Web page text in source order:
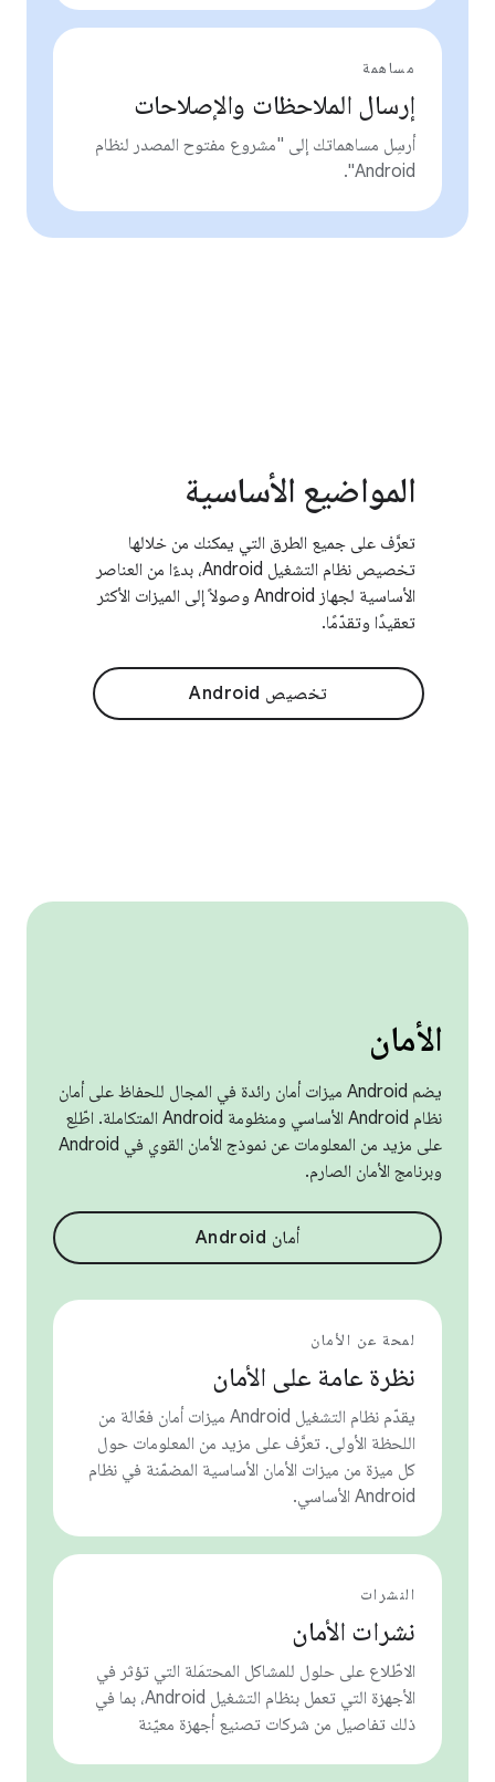
مساهمة
إرسال الملاحظات والإصلاحات
أرسِل مساهماتك إلى "مشروع مفتوح المصدر لنظام
Android".
المواضيع الأساسية
تعرَّف على جميع الطرق التي يمكنك من خلالها
تخصيص نظام التشغيل Android، بدءًا من العناصر
الأساسية لجهاز Android وصولاً إلى الميزات الأكثر
تعقيدًا وتقدّمًا.
تخصيص Android
الأمان
يضم Android ميزات أمان رائدة في المجال للحفاظ على أمان
نظام Android الأساسي ومنظومة Android المتكاملة. اطّلِع
على مزيد من المعلومات عن نموذج الأمان القوي في Android
وبرنامج الأمان الصارم.
أمان Android
لمحة عن الأمان
نظرة عامة على الأمان
يقدّم نظام التشغيل Android ميزات أمان فعّالة من
اللحظة الأولى. تعرَّف على مزيد من المعلومات حول
كل ميزة من ميزات الأمان الأساسية المضمّنة في نظام
Android الأساسي.
النشرات
نشرات الأمان
الاطّلاع على حلول للمشاكل المحتمَلة التي تؤثر في
الأجهزة التي تعمل بنظام التشغيل Android، بما في
ذلك تفاصيل من شركات تصنيع أجهزة معيّنة